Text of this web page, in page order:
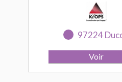
97224